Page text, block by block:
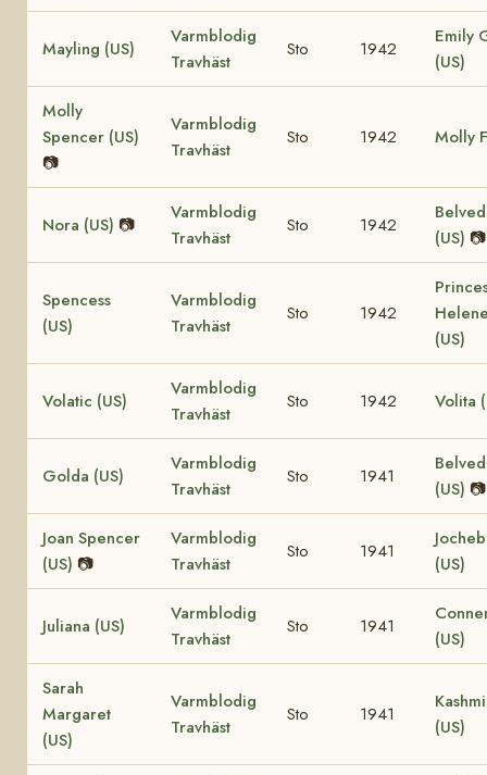
Mayling (US)
Varmblodig
Travhäst
Sto 1942
Emily
(US)
Molly
Spencer (US)
📷
Varmblodig
Travhäst
Sto 1942 Molly
Nora (US) 📷
Varmblodig
Travhäst
Sto 1942
(US) 📷
Spencess
(US)
Varmblodig
Travhäst
Sto 1942
(US)
Volatic (US)
Varmblodig
Travhäst
Sto 1942 Volita
Golda (US)
Varmblodig
Travhäst
Sto 1941
(US) 📷
Joan Spencer
(US) 📷
Varmblodig
Travhäst
Sto 1941
(US)
Juliana (US)
Varmblodig
Travhäst
Sto 1941
(US)
Sarah
Margaret
(US)
Varmblodig
Travhäst
Sto 1941
(US)